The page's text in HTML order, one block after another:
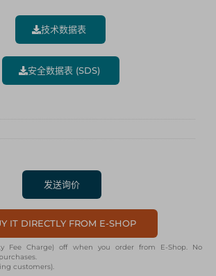
技术数据表
安全数据表 (SDS)
发送询价
IT DIRECTLY FROM E-SHOP
Fee Charge) off when you order from E-Shop. No
customers).